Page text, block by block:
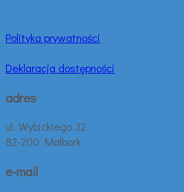
Polityka prywatności
Deklaracja dostępności
adres
ul. Wybickiego 32
82-200 Malbork
e-mail